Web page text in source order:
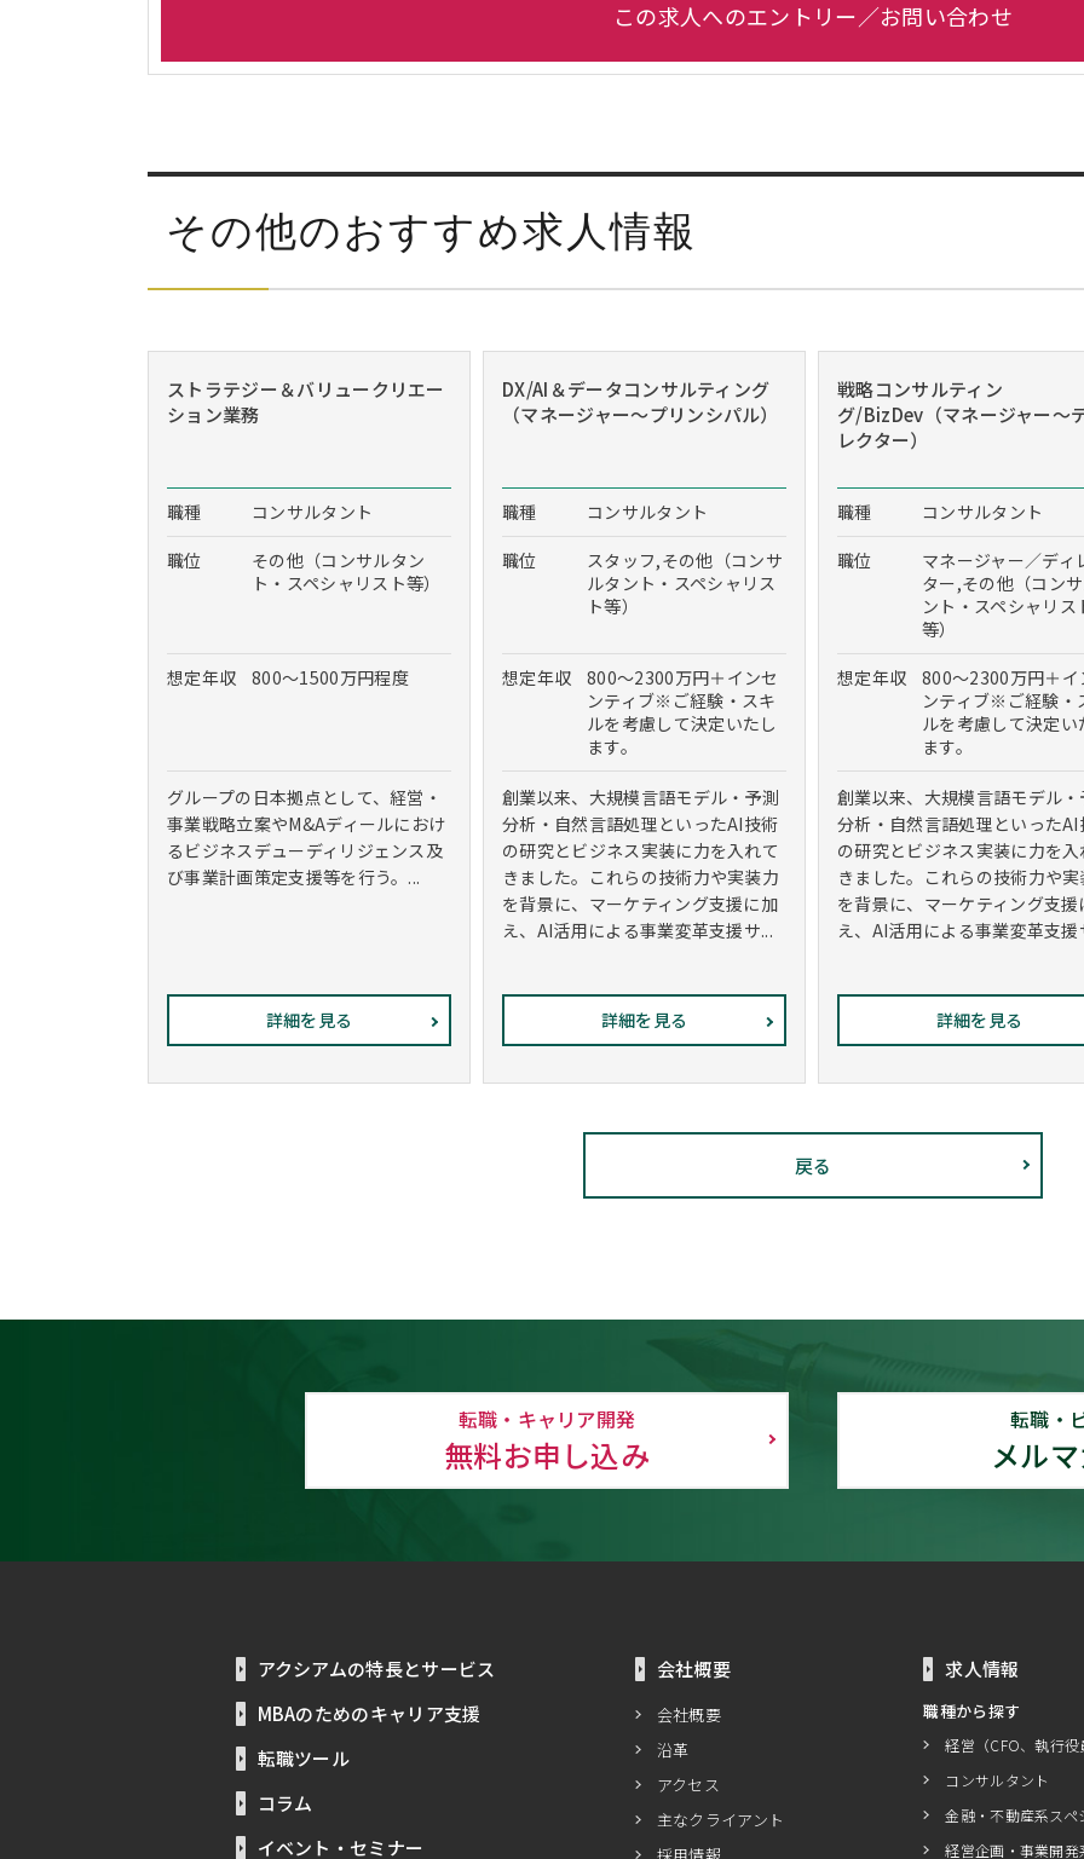
この求人へのエントリー／お問い合わせ
その他のおすすめ求人情報
ストラテジー＆バリュークリエー
ション業務
職種
コンサルタント
職位
その他（コンサルタン
ト・スペシャリスト等）
想定年収 800～1500万円程度
グループの日本拠点として、経営・
事業戦略立案やM&Aディールにおけ
るビジネスデューディリジェンス及
び事業計画策定支援等を行う。...
詳細を見る
DX/AI＆データコンサルティング
（マネージャー～プリンシパル）
職種
コンサルタント
職位
スタッフ,その他（コンサ
ルタント・スペシャリス
ト等）
想定年収
800～2300万円＋インセ
ンティブ※ご経験・スキ
ルを考慮して決定いたし
ます。
創業以来、大規模言語モデル・予測
分析・自然言語処理といったAI技術
の研究とビジネス実装に力を入れて
きました。これらの技術力や実装力
を背景に、マーケティング支援に加
え、AI活用による事業変革支援サ...
詳細を見る
戦略コンサルティン
グ/BizDev（マネージャー～
レクター）
職種
コンサルタント
職位
マネージャー／ディ
ター,その他（コン
ント・スペシャリス
等）
想定年収
800～2300万円＋イ
ンティブ※ご経験・
ルを考慮して決定い
ます。
創業以来、大規模言語モデル・
分析・自然言語処理といったAI
の研究とビジネス実装に力を入
きました。これらの技術力や実
を背景に、マーケティング支援
え、AI活用による事業変革支援
詳細を見る
戻る
転職・キャリア開発
無料お申し込み
転職・
メル
アクシアムの特長とサービス
MBAのためのキャリア支援
転職ツール
コラム
イベント・セミナー
会社概要
会社概要
沿革
アクセス
主なクライアント
求人情報
職種から探す
経営（CFO、執行役
コンサルタント
金融・不動産系スペ
経営企画・事業開発